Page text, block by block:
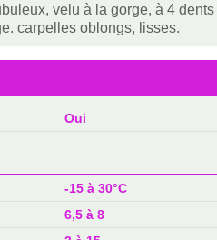
velu à la gorge, à 4
carpelles oblongs, lisses.
Oui
-15 à 30°C
6,5 à 8